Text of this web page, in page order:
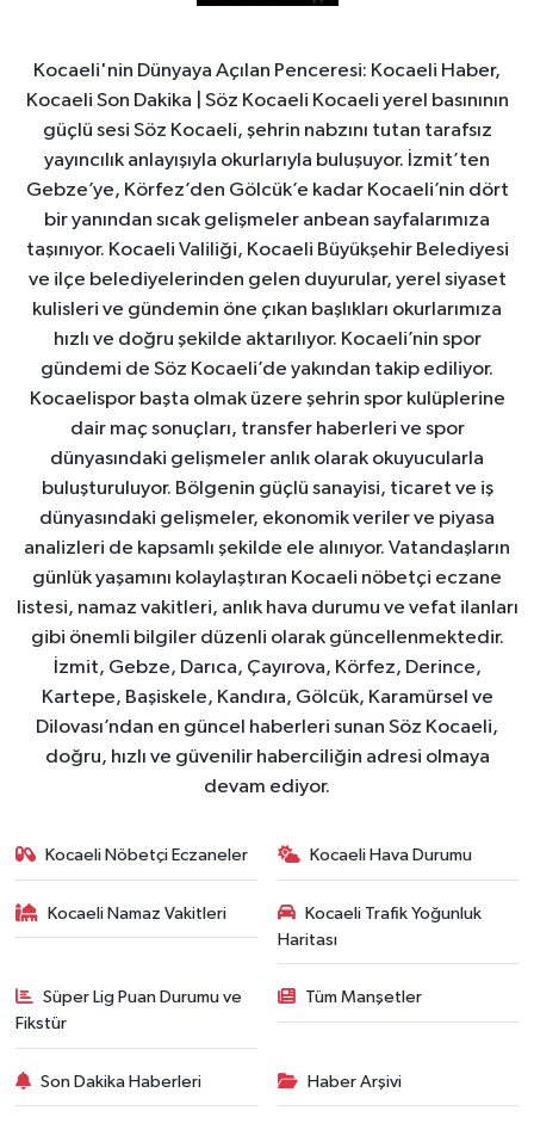
Kocaeli'nin Dünyaya Açılan Penceresi: Kocaeli Haber,
Kocaeli Son Dakika | Söz Kocaeli Kocaeli yerel basınının
güçlü sesi Söz Kocaeli, şehrin nabzını tutan tarafsız
yayıncılık anlayışıyla okurlarıyla buluşuyor. İzmit’ten
Gebze’ye, Körfez’den Gölcük’e kadar Kocaeli’nin dört
bir yanından sıcak gelişmeler anbean sayfalarımıza
taşınıyor. Kocaeli Valiliği, Kocaeli Büyükşehir Belediyesi
ve ilçe belediyelerinden gelen duyurular, yerel siyaset
kulisleri ve gündemin öne çıkan başlıkları okurlarımıza
hızlı ve doğru şekilde aktarılıyor. Kocaeli’nin spor
gündemi de Söz Kocaeli’de yakından takip ediliyor.
Kocaelispor başta olmak üzere şehrin spor kulüplerine
dair maç sonuçları, transfer haberleri ve spor
dünyasındaki gelişmeler anlık olarak okuyucularla
buluşturuluyor. Bölgenin güçlü sanayisi, ticaret ve iş
dünyasındaki gelişmeler, ekonomik veriler ve piyasa
analizleri de kapsamlı şekilde ele alınıyor. Vatandaşların
günlük yaşamını kolaylaştıran Kocaeli nöbetçi eczane
listesi, namaz vakitleri, anlık hava durumu ve vefat ilanları
gibi önemli bilgiler düzenli olarak güncellenmektedir.
İzmit, Gebze, Darıca, Çayırova, Körfez, Derince,
Kartepe, Başiskele, Kandıra, Gölcük, Karamürsel ve
Dilovası’ndan en güncel haberleri sunan Söz Kocaeli,
doğru, hızlı ve güvenilir haberciliğin adresi olmaya
devam ediyor.
Kocaeli Nöbetçi Eczaneler Kocaeli Hava Durumu
Kocaeli Namaz Vakitleri
Kocaeli Trafik Yoğunluk
Haritası
Süper Lig Puan Durumu ve
Fikstür
Tüm Manşetler
Son Dakika Haberleri Haber Arşivi